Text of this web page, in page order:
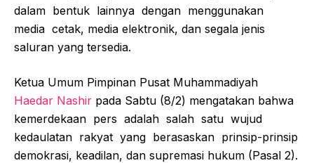
dalam bentuk lainnya dengan menggunakan
media cetak, media elektronik, dan segala jenis
saluran yang tersedia.
Ketua Umum Pimpinan Pusat Muhammadiyah
Haedar Nashir pada Sabtu (8/2) mengatakan bahwa
kemerdekaan pers adalah salah satu wujud
kedaulatan rakyat yang berasaskan prinsip-prinsip
demokrasi, keadilan, dan supremasi hukum (Pasal 2).